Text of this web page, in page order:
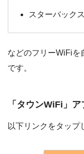
スターバックス
などのフリーWiFiを
です。
「タウンWiFi」
以下リンクをタップ